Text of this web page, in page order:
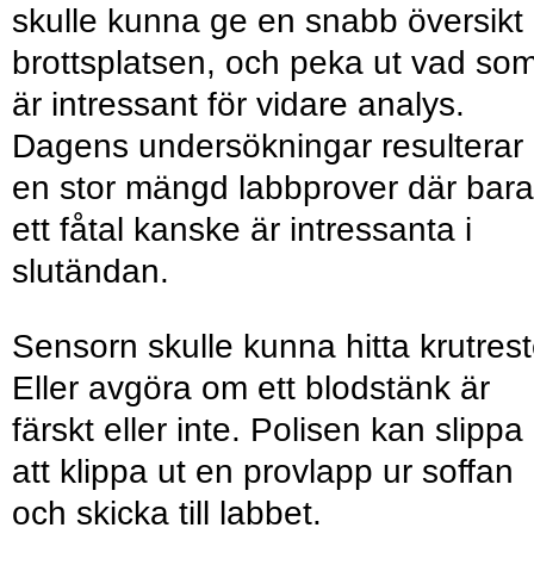
skulle kunna ge en snabb översikt
brottsplatsen, och peka ut vad
är intressant för vidare analys.
Dagens undersökningar resulterar
en stor mängd labbprover där bara
ett fåtal kanske är intressanta i
slutändan.
Sensorn skulle kunna hitta
Eller avgöra om ett blodstänk är
färskt eller inte. Polisen kan slippa
att klippa ut en provlapp ur soffan
och skicka till labbet.